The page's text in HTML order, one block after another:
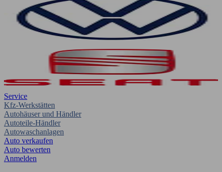
Service
Kfz-Werkstätten
Autohäuser und Händler
Autoteile-Händler
Autowaschanlagen
Auto verkaufen
Auto bewerten
Anmelden